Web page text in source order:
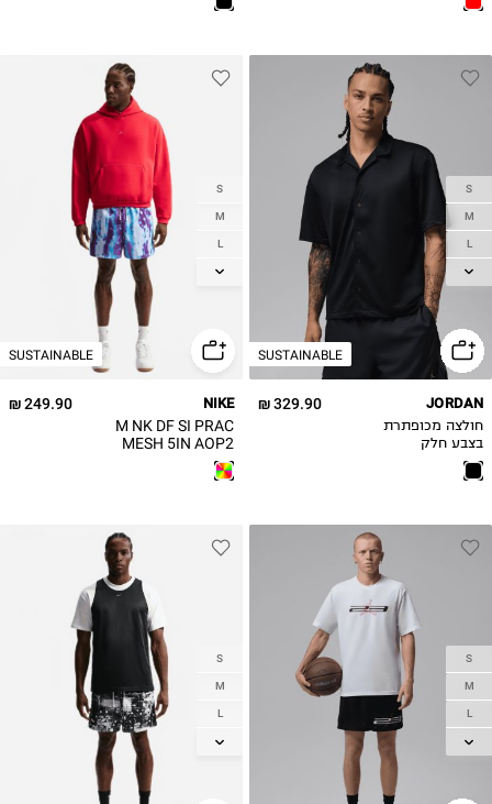
SUSTAINABLE
S
M
L
XL
329.90 ₪ JORDAN
חולצה מכופתרת
בצבע חלק
SUSTAINABLE
S
M
L
XL
249.90 ₪ NIKE
M NK DF SI PRAC
MESH 5IN AOP2
מכנסיים קצרים
S
M
L
XL
3XL
S
M
L
XL